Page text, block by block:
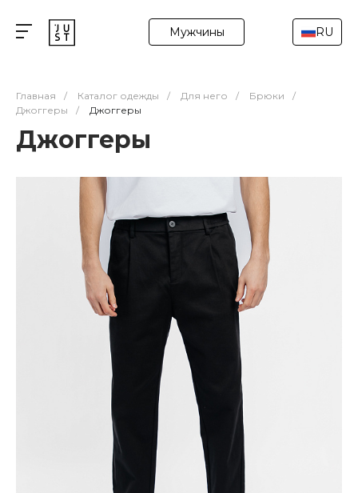
Мужчины RU
Главная / Каталог одежды / Для него / Брюки
/
Джоггеры
/ Джоггеры
Джоггеры